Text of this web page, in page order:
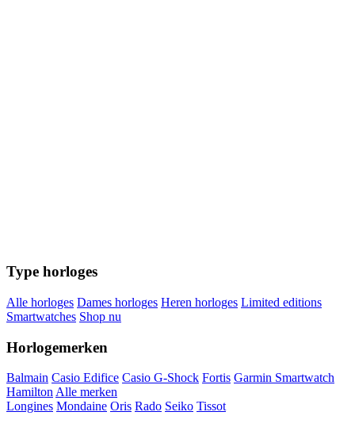
Type horloges
Alle horloges Dames horloges Heren horloges Limited editions
Smartwatches Shop nu
Horlogemerken
Balmain Casio Edifice Casio G-Shock Fortis Garmin Smartwatch
Hamilton Alle merken
Longines Mondaine Oris Rado Seiko Tissot